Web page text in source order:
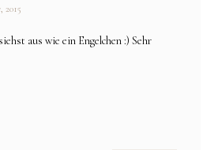
2015
aus wie ein Engelchen :) Sehr